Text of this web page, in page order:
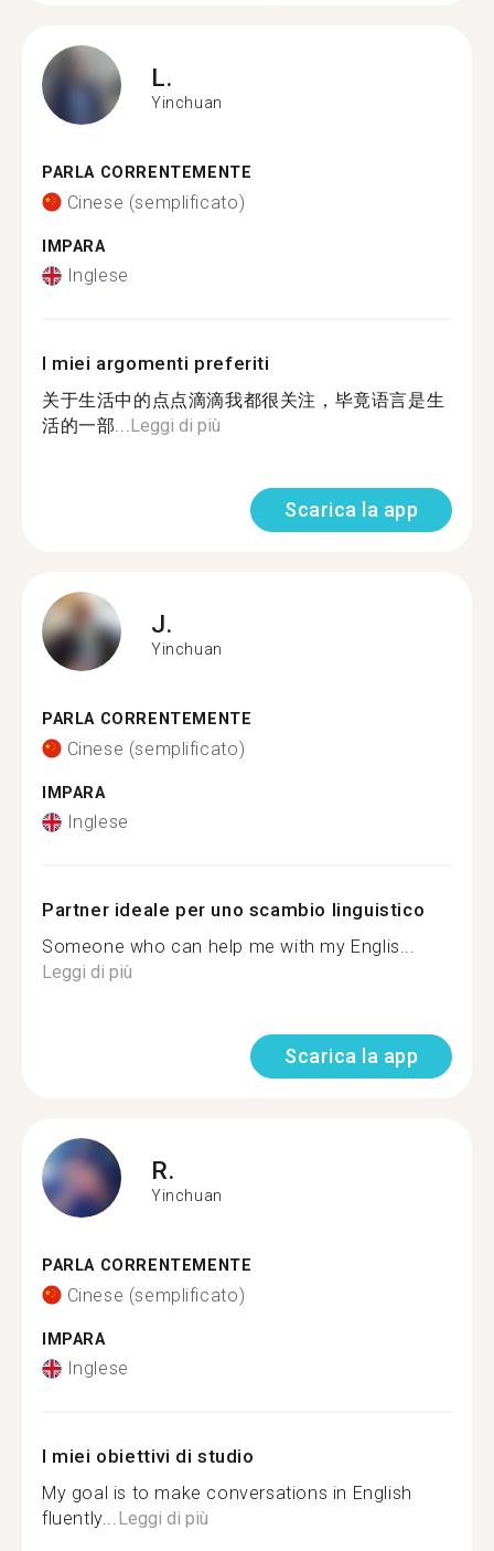
L.
Yinchuan
PARLA CORRENTEMENTE
Cinese (semplificato)
IMPARA
Inglese
I miei argomenti preferiti
关于生活中的点点滴滴我都很关注，毕竟语言是生
活的一部...Leggi di più
Scarica la app
J.
Yinchuan
PARLA CORRENTEMENTE
Cinese (semplificato)
IMPARA
Inglese
Partner ideale per uno scambio linguistico
Someone who can help me with my Englis...
Leggi di più
Scarica la app
R.
Yinchuan
PARLA CORRENTEMENTE
Cinese (semplificato)
IMPARA
Inglese
I miei obiettivi di studio
My goal is to make conversations in English
fluently...Leggi di più